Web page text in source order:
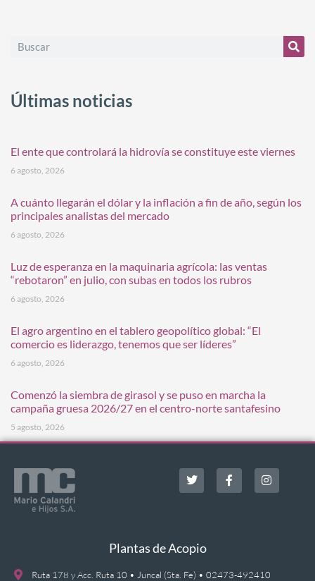
Últimas noticias
El ente que controlará la hidrovía se constituye este viernes
6 agosto, 2026
A cuánto llegarán el dólar y la inflación a fin de año, según los
principales analistas del mercado
6 agosto, 2026
Luz de esperanza en la maquinaria agrícola: las ventas
“rebotaron” en julio, con subas en todos los rubros
6 agosto, 2026
El agro argentino en el tablero geopolítico global: “El
comercio es liderazgo, tenemos que ser líderes”
6 agosto, 2026
Comenzó la siembra de girasol y se puso en marcha la
campaña gruesa 2026/27 en el centro-norte santafesino
5 agosto, 2026
Plantas de Acopio
Ruta 178 y Acc. Ruta 10 • Juncal (Sta. Fe) • 02473-492410